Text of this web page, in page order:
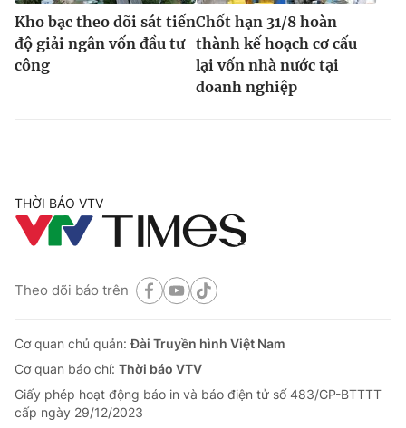
Kho bạc theo dõi sát tiến
độ giải ngân vốn đầu tư
công
Chốt hạn 31/8 hoàn
thành kế hoạch cơ cấu
lại vốn nhà nước tại
doanh nghiệp
THỜI BÁO VTV
Theo dõi báo trên
Cơ quan chủ quản:Đài Truyền hình Việt Nam
Cơ quan báo chí: Thời báo VTV
Giấy phép hoạt động báo in và báo điện tử số 483/GP-BTTTT
cấp ngày 29/12/2023